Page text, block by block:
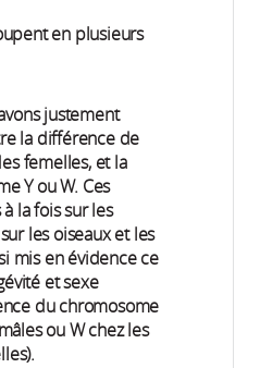
en plusieurs
justement
la différence de
femelles, et la
Y ou W. Ces
la fois sur les
les oiseaux et les
mis en évidence ce
et sexe
du chromosome
ou W chez les